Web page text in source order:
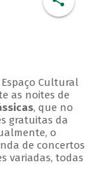
Cultural
as noites de
, que no
gratuitas da
o
de concertos
variadas, todas